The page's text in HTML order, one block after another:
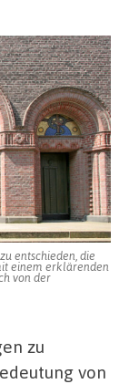
entschieden, die
einem erklärenden
von der
zu
von